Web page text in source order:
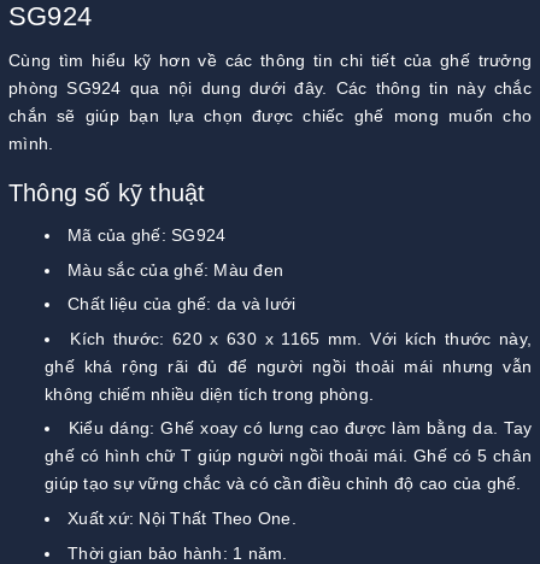
SG924
Cùng tìm hiểu kỹ hơn về các thông tin chi tiết của ghế trưởng
phòng SG924 qua nội dung dưới đây. Các thông tin này chắc
chắn sẽ giúp bạn lựa chọn được chiếc ghế mong muốn cho
mình.
Thông số kỹ thuật
Mã của ghế: SG924
Màu sắc của ghế: Màu đen
Chất liệu của ghế: da và lưới
Kích thước: 620 x 630 x 1165 mm. Với kích thước này,
ghế khá rộng rãi đủ để người ngồi thoải mái nhưng vẫn
không chiếm nhiều diện tích trong phòng.
Kiểu dáng: Ghế xoay có lưng cao được làm bằng da. Tay
ghế có hình chữ T giúp người ngồi thoải mái. Ghế có 5 chân
giúp tạo sự vững chắc và có cần điều chỉnh độ cao của ghế.
Xuất xứ: Nội Thất Theo One.
Thời gian bảo hành: 1 năm.